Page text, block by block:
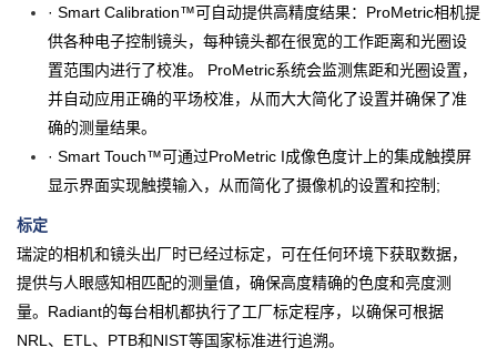
· Smart Calibration™可自动提供高精度结果：ProMetric相机提
供各种电子控制镜头，每种镜头都在很宽的工作距离和光圈设
置范围内进行了校准。 ProMetric系统会监测焦距和光圈设置，
并自动应用正确的平场校准，从而大大简化了设置并确保了准
确的测量结果。
· Smart Touch™可通过ProMetric I成像色度计上的集成触摸屏
显示界面实现触摸输入，从而简化了摄像机的设置和控制;
标定
瑞淀的相机和镜头出厂时已经过标定，可在任何环境下获取数据，
提供与人眼感知相匹配的测量值，确保高度精确的色度和亮度测
量。Radiant的每台相机都执行了工厂标定程序，以确保可根据
NRL、ETL、PTB和NIST等国家标准进行追溯。